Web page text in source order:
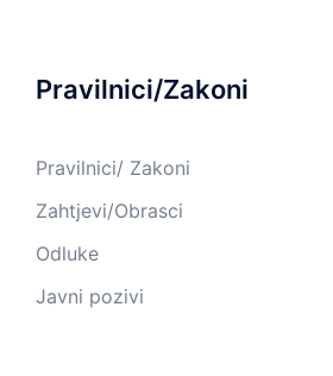
Pravilnici/Zakoni
Pravilnici/ Zakoni
Zahtjevi/Obrasci
Odluke
Javni pozivi